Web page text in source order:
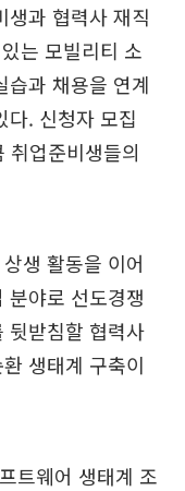
생과 협력사 재직
는 모빌리티 소
습과 채용을 연계
다. 신청자 모집
취업준비생들의
생 활동을 이어
분야로 선도경쟁
뒷받침할 협력사
생태계 구축이
트웨어 생태계 조